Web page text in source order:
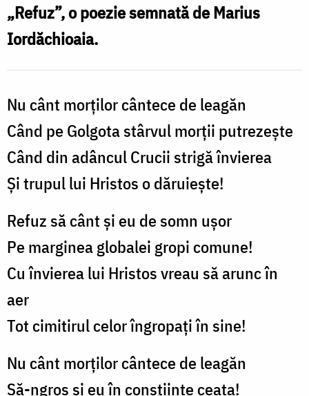
„Refuz”, o poezie semnată de Marius
Iordăchioaia.
Nu cânt morților cântece de leagăn
Când pe Golgota stârvul morții putrezește
Când din adâncul Crucii strigă învierea
Și trupul lui Hristos o dăruiește!
Refuz să cânt și eu de somn ușor
Pe marginea globalei gropi comune!
Cu învierea lui Hristos vreau să arunc în
aer
Tot cimitirul celor îngropați în sine!
Nu cânt morților cântece de leagăn
Să-ngroș și eu în conștiințe ceața!